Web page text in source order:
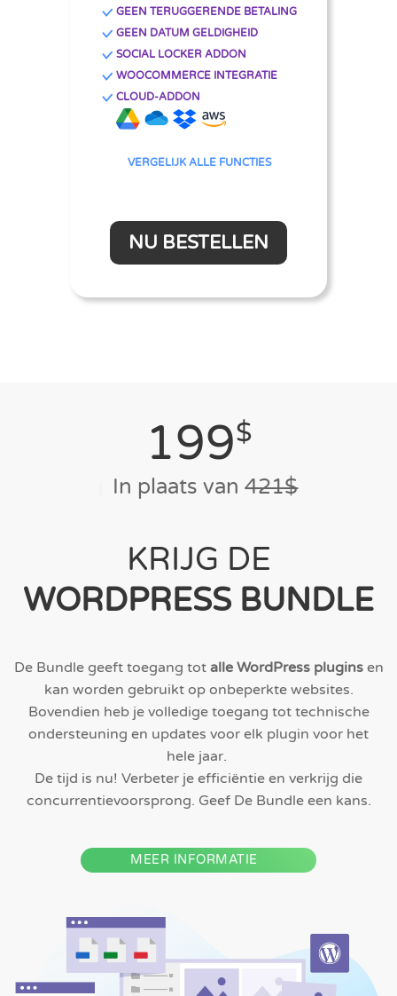
GEEN TERUGGERENDE BETALING
GEEN DATUM GELDIGHEID
SOCIAL LOCKER ADDON
WOOCOMMERCE INTEGRATIE
CLOUD-ADDON
VERGELIJK ALLE FUNCTIES
NU BESTELLEN
199$
In plaats van421$
KRIJG DE
WORDPRESS BUNDLE
De Bundle geeft toegang totalle WordPress pluginsen
kan worden gebruikt op onbeperkte websites.
Bovendien heb je volledige toegang tot technische
ondersteuning en updates voor elk plugin voor het
hele jaar.
De tijd is nu! Verbeter je efficiëntie en verkrijg die
concurrentievoorsprong. Geef De Bundle een kans.
MEER INFORMATIE